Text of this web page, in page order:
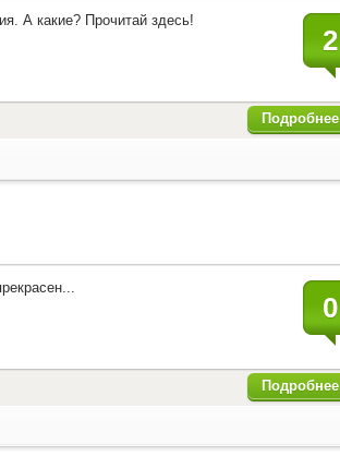
2
А какие? Прочитай здесь!
Подробнее
0
Подробнее